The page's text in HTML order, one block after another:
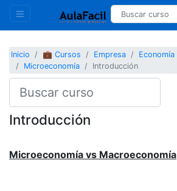
Inicio 💼 Cursos Empresa
Economía
Microeconomía
Introducción
Introducción
Microeconomía vs Macroeconomía